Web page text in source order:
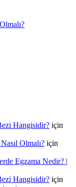
Hangisidir? için
Olmalı? için
Egzama Nedir? |
Hangisidir? için